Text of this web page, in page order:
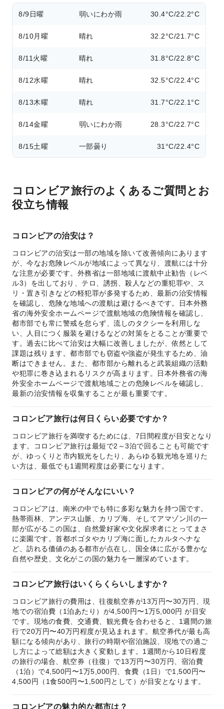
8/9日曜 弱いにわか雨 30.4°C/22.2°C
8/10月曜 晴れ 32.2°C/21.7°C
8/11 火曜 晴れ 31.8°C/22.8°C
8/12水曜 晴れ 32.5°C/22.4°C
8/13木曜 晴れ 31.7°C/22.1°C
8/14金曜 弱いにわか雨 28.3°C/22.7°C
8/15土曜 一部曇り 31°C/22.4°C
コロンビア旅行のよくあるご質問とお
役立ち情報
コロンビアの治安は？
コロンビアの治安は一部の地域を除いて改善傾向にあります
が、今なお危険レベルが地域によって異なり、渡航には十分
な注意が必要です。外務省は一部地域に渡航中止勧告（レベ
ル3）を出しており、テロ、誘拐、殺人などの重犯罪や、ス
リ・置き引きなどの軽犯罪が多発するため、最新の治安情報
を確認し、危険な地域への渡航は避けるべきです。日本外務
省の海外安全ホームページで渡航地域の危険情報を確認し、
都市部でも常に警戒を怠らず、流しのタクシーを利用しな
い、人目につく服装を避けるなどの対策をとることが重要で
す。過去に比べて治安は大幅に改善しましたが、依然として
課題は残ります。都市部でも窃盗や強盗が発生するため、油
断はできません。また、都市部から離れると武装組織の活動
や犯罪に巻き込まれるリスクが高まります。日本外務省の海
外安全ホームページで渡航地域ごとの危険レベルを確認し、
最新の治安情報を収集することが最も重要です。
コロンビア旅行は何日くらい必要ですか？
コロンビア旅行を満喫するためには、7日間程度が目安となり
ます。コロンビア旅行は最短で2～3泊で回ることも可能です
が、ゆっくりと市内観光をしたり、あらゆる観光地を巡りた
い方は、最低でも1週間程度は必要になります。
コロンビアの何がそんなにいい？
コロンビアは、南米の中でも特に多彩な魅力を持つ国です。
熱帯雨林、アンデス山脈、カリブ海、そしてアマゾン川の一
部が広がるこの国は、自然愛好家や文化探求者にとってまさ
に楽園です。首都ボゴタやカリブ海に面したカルタヘナな
ど、訪れる価値のある都市が点在し、国全体に広がる豊かな
自然や歴史、文化がこの国の魅力を一層深めています。
コロンビア旅行はいくらくらいしますか？
コロンビア旅行の費用は、往復航空券が13万円〜30万円、現
地での宿泊費（1泊あたり）が4,500円〜1万5,000円 が目安
です。現地の食費、交通費、観光費を合わせると、1週間の旅
行で20万円〜40万円程度が見込まれます。航空券代が最も高
額になる傾向があり、旅行の時期や宿泊施設、現地での過ご
し方によって総額は大きく変動します。1週間から10日程度
の旅行の場合、航空券（往復）で13万円〜30万円、宿泊費
（1泊）で4,500円〜1万5,000円、食費（1日）で1,500円〜
4,500円（1食500円〜1,500円として）が目安となります。
コロンビアの魅力的な都市は？